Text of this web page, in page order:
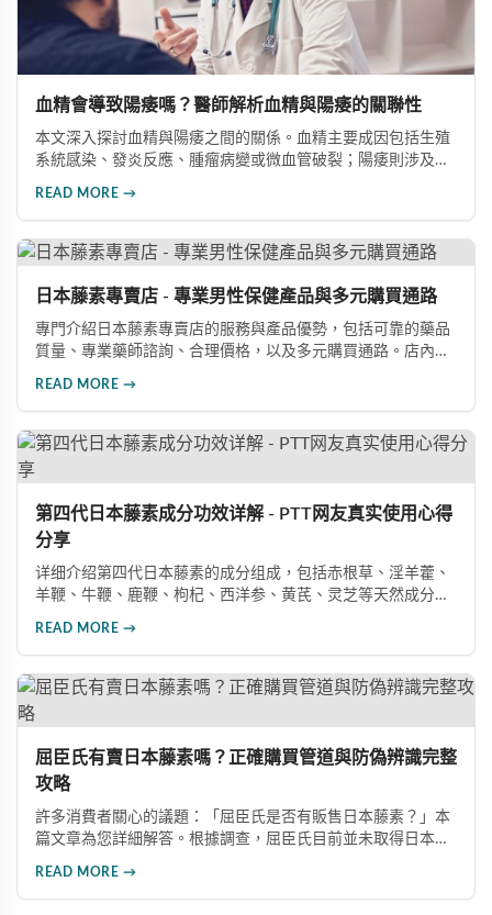
血精會導致陽痿嗎？醫師解析血精與陽痿的關聯性
本文深入探討血精與陽痿之間的關係。血精主要成因包括生殖
系統感染、發炎反應、腫瘤病變或微血管破裂；陽痿則涉及心
起，長期發炎確實可能影響性功能，建議積極治療並諮詢專業
醫師。
READ MORE →
日本藤素專賣店 - 專業男性保健產品與多元購買通路
專門介紹日本藤素專賣店的服務與產品優勢，包括可靠的藥品
質量、專業藥師諮詢、合理價格，以及多元購買通路。店內提
READ MORE →
第四代日本藤素成分功效详解 - PTT网友真实使用心得
分享
详细介绍第四代日本藤素的成分组成，包括赤根草、淫羊藿、
羊鞭、牛鞭、鹿鞭、枸杞、西洋参、黄芪、灵芝等天然成分的
READ MORE →
屈臣氏有賣日本藤素嗎？正確購買管道與防偽辨識完整
攻略
許多消費者關心的議題：「屈臣氏是否有販售日本藤素？」本
篇文章為您詳細解答。根據調查，屈臣氏目前並未取得日本藤
READ MORE →